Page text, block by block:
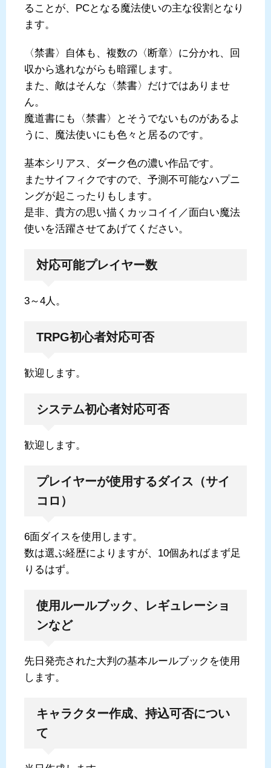
ることが、PCとなる魔法使いの主な役割となり
ます。
〈禁書〉自体も、複数の〈断章〉に分かれ、回
収から逃れながらも暗躍します。
また、敵はそんな〈禁書〉だけではありませ
ん。
魔道書にも〈禁書〉とそうでないものがあるよ
うに、魔法使いにも色々と居るのです。
基本シリアス、ダーク色の濃い作品です。
またサイフィクですので、予測不可能なハプニ
ングが起こったりもします。
是非、貴方の思い描くカッコイイ／面白い魔法
使いを活躍させてあげてください。
対応可能プレイヤー数
3～4人。
TRPG初心者対応可否
歓迎します。
システム初心者対応可否
歓迎します。
プレイヤーが使用するダイス（サイ
コロ）
6面ダイスを使用します。
数は選ぶ経歴によりますが、10個あればまず足
りるはず。
使用ルールブック、レギュレーショ
ンなど
先日発売された大判の基本ルールブックを使用
します。
キャラクター作成、持込可否につい
て